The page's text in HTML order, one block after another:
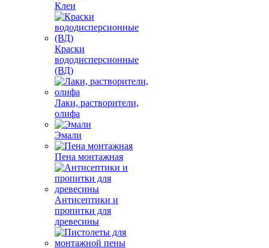
Клеи
Краски
вододисперсионные
(ВД)
Лаки, растворители,
олифа
Эмали
Пена монтажная
Антисептики и
пропитки для
древесины